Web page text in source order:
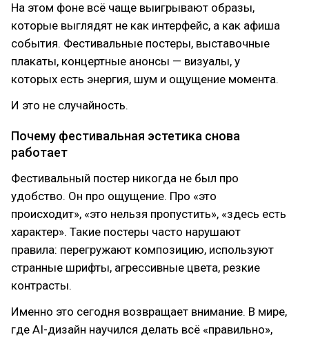
На этом фоне всё чаще выигрывают образы,
которые выглядят не как интерфейс, а как афиша
события. Фестивальные постеры, выставочные
плакаты, концертные анонсы — визуалы, у
которых есть энергия, шум и ощущение момента.
И это не случайность.
Почему фестивальная эстетика снова
работает
Фестивальный постер никогда не был про
удобство. Он про ощущение. Про «это
происходит», «это нельзя пропустить», «здесь есть
характер». Такие постеры часто нарушают
правила: перегружают композицию, используют
странные шрифты, агрессивные цвета, резкие
контрасты.
Именно это сегодня возвращает внимание. В мире,
где AI-дизайн научился делать всё «правильно»,